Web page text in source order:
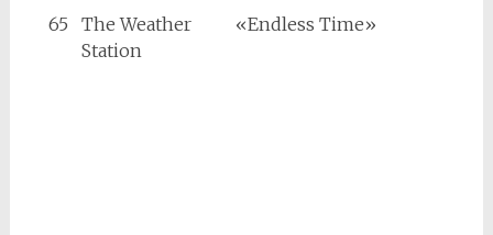
65
The Weather
Station
«Endless Time»